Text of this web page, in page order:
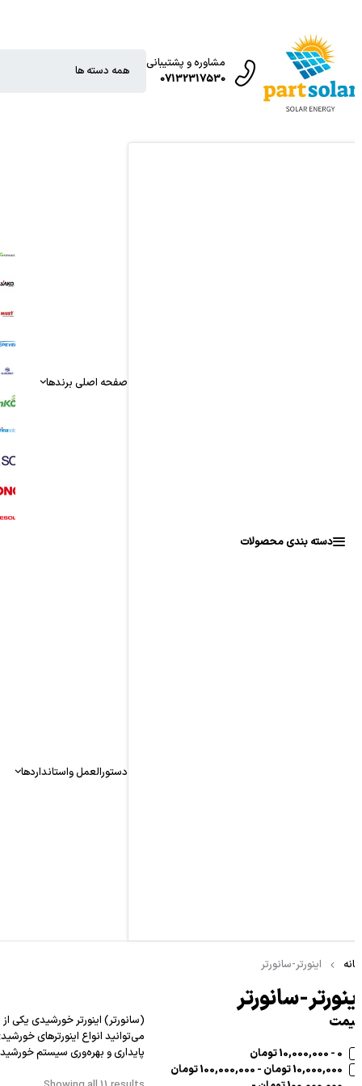
مشاوره و پشتیبانی
07132317530
دسته بندی محصولات
صفحه اصلیبرندها
دستورالعمل واستانداردها
سانورتر
اینورتر-سانورتر
0 - 10,000,000 تومان
10,000,000 تومان - 100,000,000 تومان
می‌توانید انواع اینورترهای
پایداری و بهره‌وری سیستم